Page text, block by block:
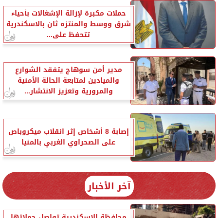
حملات مكبرة لإزالة الإشغالات بأحياء
شرق ووسط والمنتزه ثان بالاسكندرية
تتحفظ على...
مدير أمن سوهاج يتفقد الشوارع
والميادين لمتابعة الحالة الأمنية
والمرورية وتعزيز الانتشار...
إصابة 8 أشخاص إثر انقلاب ميكروباص
على الصحراوي الغربي بالمنيا
آخر الأخبار